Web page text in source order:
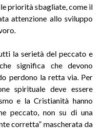
priorità sbagliate, come il
attenzione allo sviluppo
la serietà del peccato e
significa che devono
perdono la retta via. Per
spirituale deve essere
e la Cristianità hanno
peccato, non su di una
corretta” mascherata da